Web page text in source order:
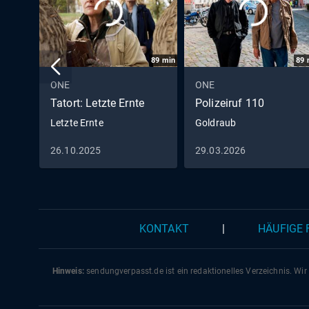
89 min
ONE
Tatort: Letzte Ernte
Letzte Ernte
26.10.2025
89
ONE
Polizeiruf 110
Goldraub
29.03.2026
KONTAKT HÄUFIGE
Hinweis:sendungverpasst.deist ein redaktionelles Verzeichnis. Wir